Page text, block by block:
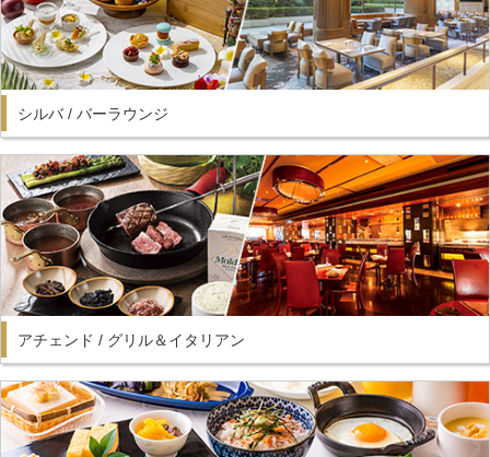
シルバ / バーラウンジ
アチェンド / グリル＆イタリアン